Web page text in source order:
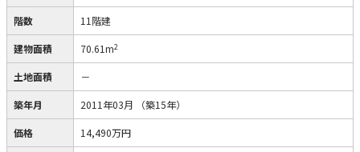
階数 11階建
建物面積 70.61m2
土地面積 －
築年月 2011年03月 （築15年）
価格 14,490万円